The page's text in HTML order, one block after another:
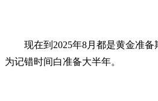
现在到2025年8月都是黄金准
为记错时间白准备大半年。